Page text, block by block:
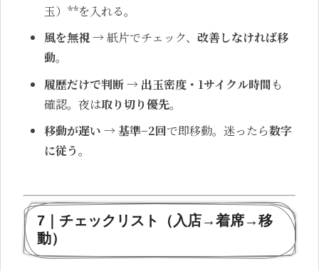
玉）**を入れる。
風を無視→ 紙片でチェック、改善しなければ移
動。
履歴だけで判断→ 出玉密度・1サイクル時間も
確認。夜は取り切り優先。
移動が遅い →基準−2回で即移動。迷ったら数字
に従う。
7｜チェックリスト（入店→着席→移
動）